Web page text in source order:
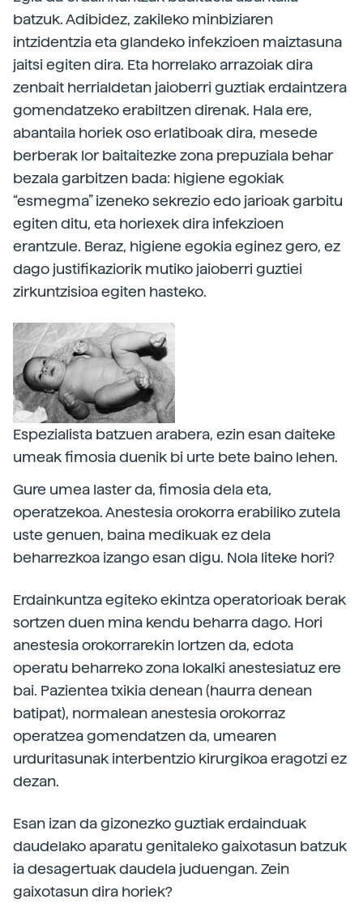
batzuk. Adibidez, zakileko minbiziaren
intzidentzia eta glandeko infekzioen maiztasuna
jaitsi egiten dira. Eta horrelako arrazoiak dira
zenbait herrialdetan jaioberri guztiak erdaintzera
gomendatzeko erabiltzen direnak. Hala ere,
abantaila horiek oso erlatiboak dira, mesede
berberak lor baitaitezke zona prepuziala behar
bezala garbitzen bada: higiene egokiak
“esmegma” izeneko sekrezio edo jarioak garbitu
egiten ditu, eta horiexek dira infekzioen
erantzule. Beraz, higiene egokia eginez gero, ez
dago justifikaziorik mutiko jaioberri guztiei
zirkuntzisioa egiten hasteko.
Espezialista batzuen arabera, ezin esan daiteke
umeak fimosia duenik bi urte bete baino lehen.
Gure umea laster da, fimosia dela eta,
operatzekoa. Anestesia orokorra erabiliko zutela
uste genuen, baina medikuak ez dela
beharrezkoa izango esan digu. Nola liteke hori?
Erdainkuntza egiteko ekintza operatorioak berak
sortzen duen mina kendu beharra dago. Hori
anestesia orokorrarekin lortzen da, edota
operatu beharreko zona lokalki anestesiatuz ere
bai. Pazientea txikia denean (haurra denean
batipat), normalean anestesia orokorraz
operatzea gomendatzen da, umearen
urduritasunak interbentzio kirurgikoa eragotzi ez
dezan.
Esan izan da gizonezko guztiak erdainduak
daudelako aparatu genitaleko gaixotasun batzuk
ia desagertuak daudela juduengan. Zein
gaixotasun dira horiek?